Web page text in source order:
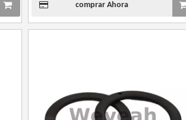
comprar Ahora